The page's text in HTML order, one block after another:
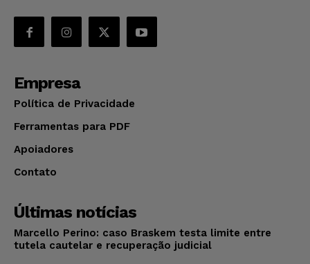
Empresa
Política de Privacidade
Ferramentas para PDF
Apoiadores
Contato
Últimas notícias
Marcello Perino: caso Braskem testa limite entre
tutela cautelar e recuperação judicial